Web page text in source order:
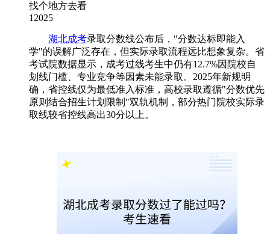
找个地方去看
12025
湖北成考录取分数线公布后，"分数达标即能入
学"的误解广泛存在，但实际录取流程远比想象复杂。省
考试院数据显示，成考过线考生中仍有12.7%因院校自
划线门槛、专业竞争等因素未能录取。2025年新规明
确，省控线仅为最低准入标准，高校录取遵循"分数优先
原则结合招生计划限制"双轨机制，部分热门院校实际录
取线较省控线高出30分以上。